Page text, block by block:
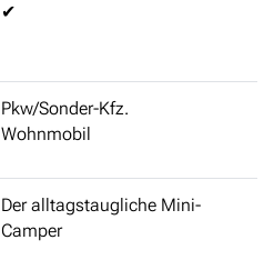
✔
Pkw/Sonder-Kfz.
Wohnmobil
Der alltagstaugliche Mini-
Camper